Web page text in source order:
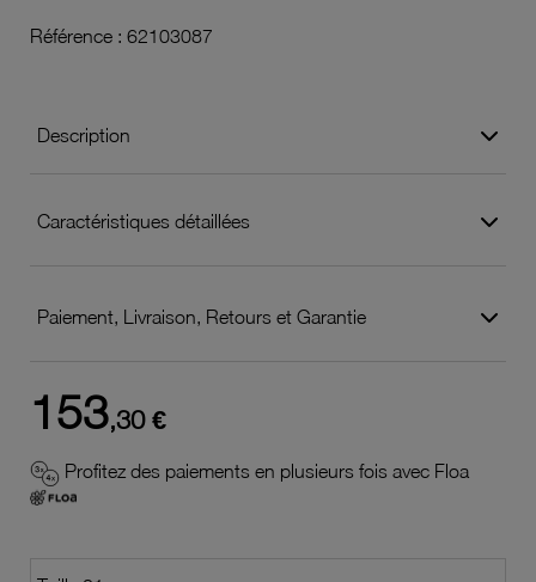
Référence : 62103087
Description
Caractéristiques détaillées
Paiement, Livraison, Retours et Garantie
153,30 €
Profitez des paiements en plusieurs fois avec Floa